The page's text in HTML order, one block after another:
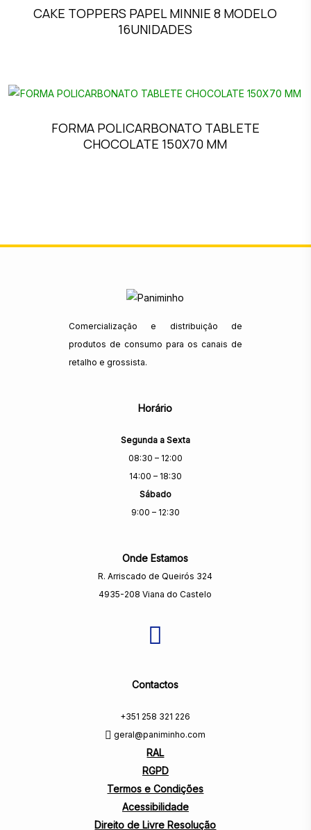
CAKE TOPPERS PAPEL MINNIE 8 MODELO
16UNIDADES
FORMA POLICARBONATO TABLETE
CHOCOLATE 150X70 MM
Comercialização e distribuição de
produtos de consumo para os canais de
retalho e grossista.
Horário
Segunda a Sexta
08:30 – 12:00
14:00 – 18:30
Sábado
9:00 – 12:30
Onde Estamos
R. Arriscado de Queirós 324
4935-208 Viana do Castelo
Contactos
+351 258 321 226
geral@paniminho.com
RAL
RGPD
Termos e Condições
Acessibilidade
Direito de Livre Resolução